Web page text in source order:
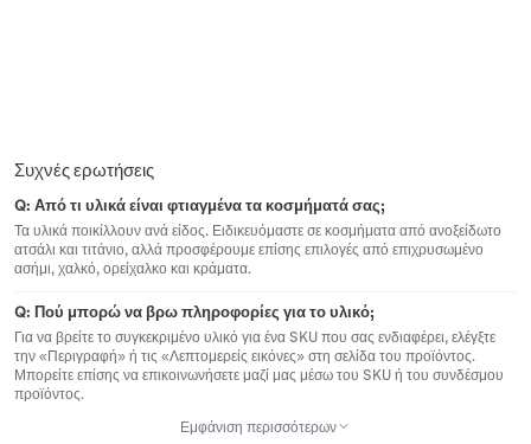
Συχνές ερωτήσεις
Q: Από τι υλικά είναι φτιαγμένα τα κοσμήματά σας;
Τα υλικά ποικίλλουν ανά είδος. Ειδικευόμαστε σε κοσμήματα από ανοξείδωτο
ατσάλι και τιτάνιο, αλλά προσφέρουμε επίσης επιλογές από επιχρυσωμένο
ασήμι, χαλκό, ορείχαλκο και κράματα.
Q: Πού μπορώ να βρω πληροφορίες για το υλικό;
Για να βρείτε το συγκεκριμένο υλικό για ένα SKU που σας ενδιαφέρει, ελέγξτε
την «Περιγραφή» ή τις «Λεπτομερείς εικόνες» στη σελίδα του προϊόντος.
Μπορείτε επίσης να επικοινωνήσετε μαζί μας μέσω του SKU ή του συνδέσμου
προϊόντος.
Εμφάνιση περισσότερων